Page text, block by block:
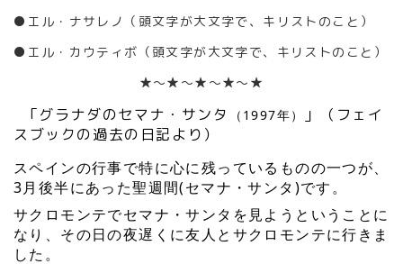
●エル・ナサレノ（頭文字が大文字で、キリストのこと）
●エル・カウティボ（ 頭文字が大文字で、キリストのこと）
★～★～★～★～★
「グラナダのセマナ・サンタ （1997年）
」（フェイ
スブックの過去の日記より）
スペインの行事で特に心に残っているものの一つが、
3月後半にあった聖週間(セマナ・サンタ)です。
サクロモンテでセマナ・サンタを見ようということに
なり、その日の夜遅くに友人とサクロモンテに行きま
した。